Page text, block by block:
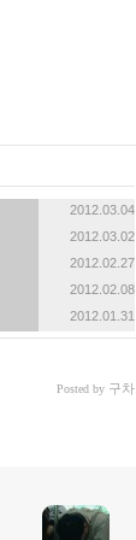
2012.03.04
2012.03.02
2012.02.27
2012.02.08
2012.01.31
Posted by 구